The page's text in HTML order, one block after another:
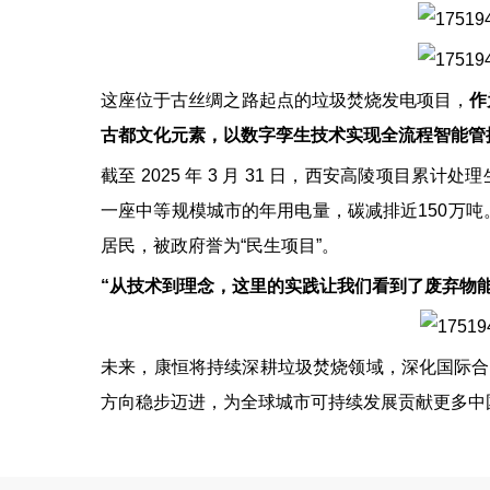
这座位于古丝绸之路起点的垃圾焚烧发电项目，
古都文化元素，以数字孪生技术实现全流程智能
截至 2025 年 3 月 31 日，西安高陵项目累计处
一座中等规模城市的年用电量，碳减排近150万
居民，被政府誉为“民生项目”。
“从技术到理念，这里的实践让我们看到了废弃物
未来，康恒将持续深耕垃圾焚烧领域，深化国际
方向稳步迈进，为全球城市可持续发展贡献更多中